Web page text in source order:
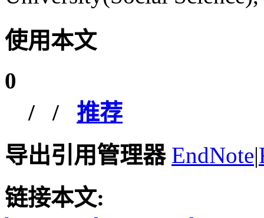
使用本文
0
/ / 推荐
导出引用管理器 EndNote|
链接本文: